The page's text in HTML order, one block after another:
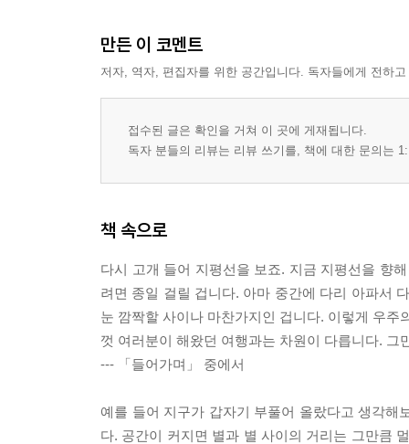
만든 이 코멘트
저자, 역자, 편집자를 위한 공간입니다. 독자들에게 전하
접수된 글은 확인을 거쳐 이 곳에 게재됩니다.
독자 분들의 리뷰는 리뷰 쓰기를, 책에 대한 문의는
책 속으로
다시 고개 들어 지평선을 보죠. 지금 지평선을 향
려면 종일 걸릴 겁니다. 아마 중간에 다리 아파서
눈 깜짝할 사이나 마찬가지인 겁니다. 이렇게 우
껏 여러분이 해왔던 여행과는 차원이 다릅니다.
--- 「들어가며」 중에서
예를 들어 지구가 갑자기 부풀어 올랐다고 생각
다. 공간이 커지면 별과 별 사이의 거리는 그만큼